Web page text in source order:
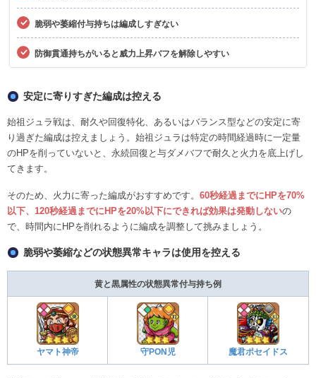
脆弱や萎縮付与持ちは編成しすぎない
防御貫通持ちがいると威力上昇バフを解除しやすい
安定に寄りすぎた編成は控える
始祖ジュラ戦は、耐久や回復特化、あるいはバランス型などの安定に寄
り過ぎた編成は控えましょう。始祖ジュラは特定の時間経過時に一定量
のHPを削っていないと、永続回復と与ダメバフで耐久と火力を底上げし
てきます。
そのため、火力に寄った編成がおすすめです。 60秒経過までにHPを70%
以下、120秒経過までにHPを20%以下にできれば効果は発動しないの
で、時間内にHPを削れるように編成を調整して挑みましょう。
脆弱や萎縮などの状態異常キャラは使用を控える
黄と黒属性の状態異常付与持ち例
ヤマト神帝 守PON児 魔君ポセイドス